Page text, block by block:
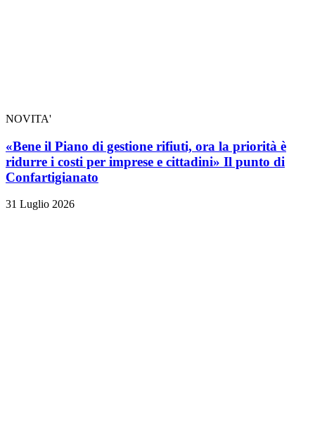
NOVITA'
«Bene il Piano di gestione rifiuti, ora la priorità è
ridurre i costi per imprese e cittadini» Il punto di
Confartigianato
31 Luglio 2026